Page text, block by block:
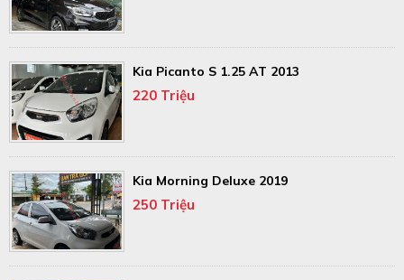
Kia Picanto S 1.25 AT 2013
220 Triệu
Kia Morning Deluxe 2019
250 Triệu